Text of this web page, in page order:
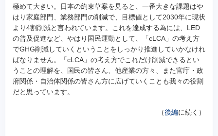
極めて大きい。日本の約束草案を見ると、一番大きな課題はや
はり家庭部門、業務部門の削減で、目標値として2030年に現状
より4割削減と言われています。これを達成する為には、LED
の普及促進など、やはり国民運動として、「cLCA」の考え方
でGHG削減していくということをしっかり推進していかなけれ
ばなりません。「cLCA」の考え方でこれだけ削減できるとい
うことの理解を、国民の皆さん、他産業の方々、また官庁・政
府関係・自治体関係の皆さん方に広げていくことも我々の役割
だと思っています。
（後編に続く）